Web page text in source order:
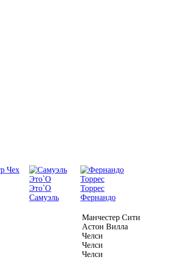
Это`О
Самуэль
Торрес
Фернандо
Манчестер Сити
Астон Вилла
Челси
Челси
Челси